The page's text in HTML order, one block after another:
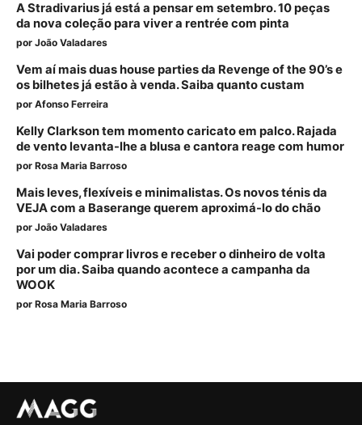
A Stradivarius já está a pensar em setembro. 10 peças
da nova coleção para viver a rentrée com pinta
por João Valadares
Vem aí mais duas house parties da Revenge of the 90’s e
os bilhetes já estão à venda. Saiba quanto custam
por Afonso Ferreira
Kelly Clarkson tem momento caricato em palco. Rajada
de vento levanta-lhe a blusa e cantora reage com humor
por Rosa Maria Barroso
Mais leves, flexíveis e minimalistas. Os novos ténis da
VEJA com a Baserange querem aproximá-lo do chão
por João Valadares
Vai poder comprar livros e receber o dinheiro de volta
por um dia. Saiba quando acontece a campanha da
WOOK
por Rosa Maria Barroso